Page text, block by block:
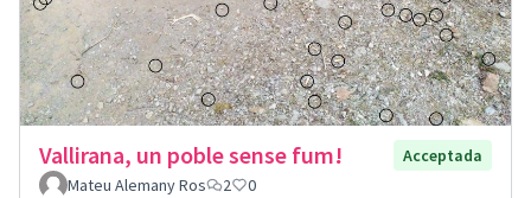
Vallirana, un poble sense fum!
Acceptada
Mateu Alemany Ros
2 0